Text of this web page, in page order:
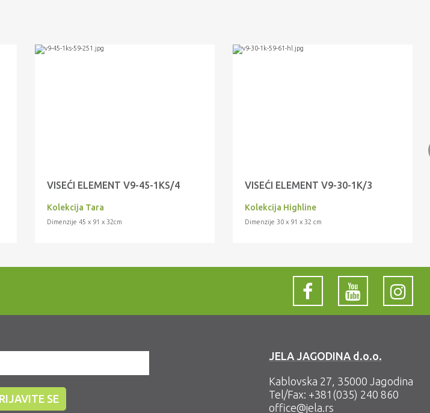
VISEĆI ELEMENT V9-45-1KS/4
Kolekcija Tara
Dimenzije 45 x 91 x 32cm
VISEĆI ELEMENT V9-30-1K/3
Kolekcija Highline
Dimenzije 30 x 91 x 32 cm
JELA JAGODINA d.o.o.
Kablovska 27, 35000 Jagodina
Tel/Fax: +381(035) 240 860
office@jela.rs